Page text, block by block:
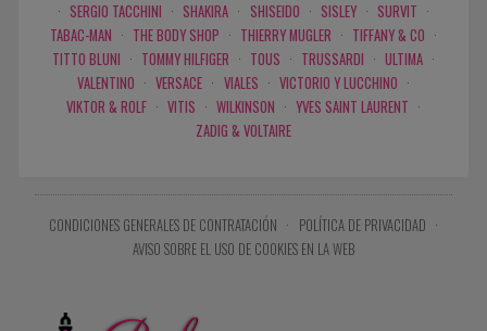
· SERGIO TACCHINI · SHAKIRA · SHISEIDO · SISLEY · SURVIT ·
TABAC-MAN · THE BODY SHOP · THIERRY MUGLER · TIFFANY & CO ·
TITTO BLUNI · TOMMY HILFIGER · TOUS · TRUSSARDI · ULTIMA ·
VALENTINO · VERSACE · VIALES · VICTORIO Y LUCCHINO ·
VIKTOR & ROLF · VITIS · WILKINSON · YVES SAINT LAURENT ·
ZADIG & VOLTAIRE
CONDICIONES GENERALES DE CONTRATACIÓN · POLÍTICA DE PRIVACIDAD ·
AVISO SOBRE EL USO DE COOKIES EN LA WEB